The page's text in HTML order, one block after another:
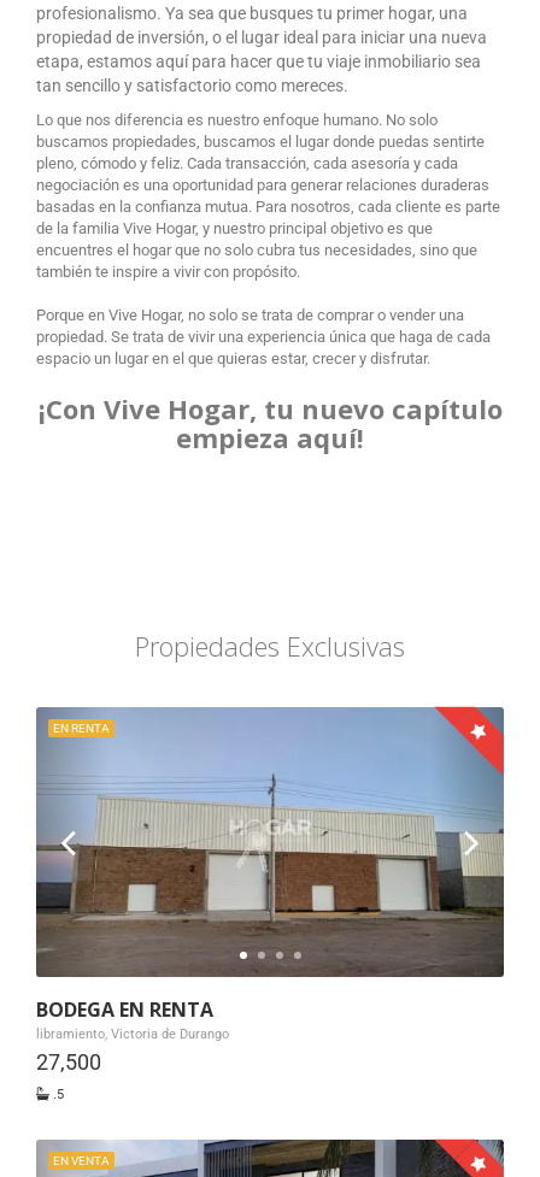
profesionalismo. Ya sea que busques tu primer hogar, una
propiedad de inversión, o el lugar ideal para iniciar una nueva
etapa, estamos aquí para hacer que tu viaje inmobiliario sea
tan sencillo y satisfactorio como mereces.
Lo que nos diferencia es nuestro enfoque humano. No solo
buscamos propiedades, buscamos el lugar donde puedas sentirte
pleno, cómodo y feliz. Cada transacción, cada asesoría y cada
negociación es una oportunidad para generar relaciones duraderas
basadas en la confianza mutua. Para nosotros, cada cliente es parte
de la familia Vive Hogar, y nuestro principal objetivo es que
encuentres el hogar que no solo cubra tus necesidades, sino que
también te inspire a vivir con propósito.
Porque en Vive Hogar, no solo se trata de comprar o vender una
propiedad. Se trata de vivir una experiencia única que haga de cada
espacio un lugar en el que quieras estar, crecer y disfrutar.
¡Con Vive Hogar, tu nuevo capítulo
empieza aquí!
Propiedades Exclusivas
EN RENTA
BODEGA EN RENTA
libramiento, Victoria de Durango
27,500
.5
EN VENTA